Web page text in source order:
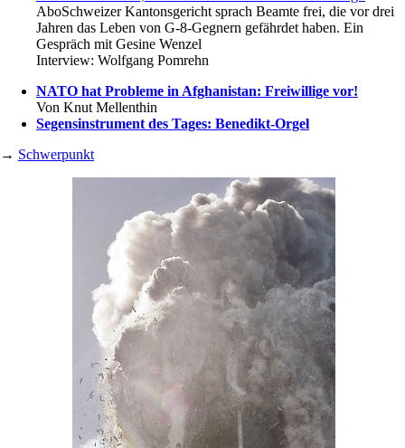
AboSchweizer Kantonsgericht sprach Beamte frei, die vor drei
Jahren das Leben von G-8-Gegnern gefährdet haben. Ein
Gespräch mit Gesine Wenzel
Interview: Wolfgang Pomrehn
NATO hat Probleme in Afghanistan: Freiwillige vor!
Von Knut Mellenthin
Segensinstrument des Tages: Benedikt-Orgel
→ Schwerpunkt